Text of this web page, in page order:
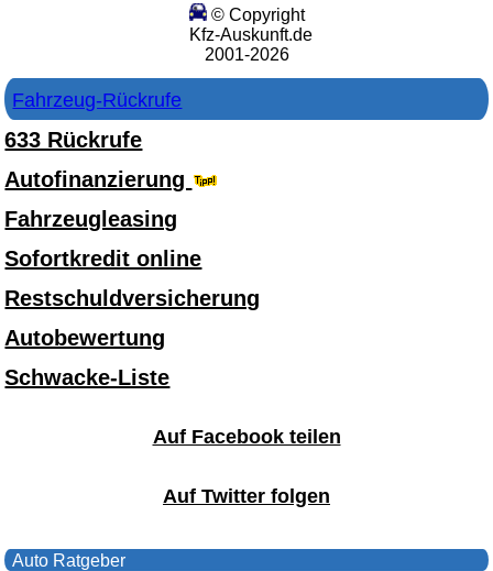
© Copyright
Kfz-Auskunft.de
2001-2026
Fahrzeug-Rückrufe
633 Rückrufe
Autofinanzierung
Fahrzeugleasing
Sofortkredit online
Restschuldversicherung
Autobewertung
Schwacke-Liste
Auf Facebook teilen
Auf Twitter folgen
Auto Ratgeber